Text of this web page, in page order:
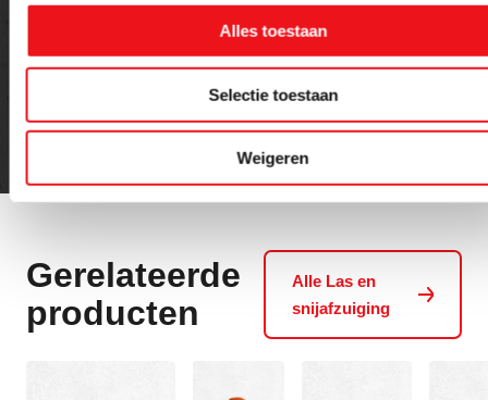
Alles toestaan
Selectie toestaan
Weigeren
Gerelateerde
producten
Alle Las en
snijafzuiging